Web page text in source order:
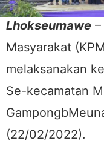
Lhokseumawe
Masyarakat
melaksanakan
Se-kecamatan
(22/02/2022).